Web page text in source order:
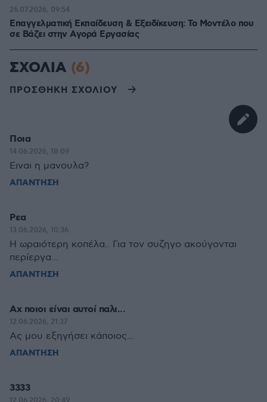
Επαγγελματική Εκπαίδευση & Εξειδίκευση: Το Mοντέλο που
σε Bάζει στην Aγορά Eργασίας
26.07.2026, 09:54
ΣΧΟΛΙΑ (6)
ΠΡΟΣΘΗΚΗ ΣΧΟΛΙΟΥ
Ποια
14.06.2026, 18:09
Ειναι η μανουλα?
ΑΠΑΝΤΗΣΗ
Ρεα
13.06.2026, 10:36
Η ωραιότερη κοπέλα.. Για τον συζηγο ακούγονται
περίεργα...
ΑΠΑΝΤΗΣΗ
Αχ ποιοι είναι αυτοί παλι...
12.06.2026, 21:37
Ας μου εξηγήσει κάποιος...
ΑΠΑΝΤΗΣΗ
3333